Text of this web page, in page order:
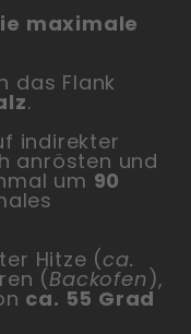
maximale
das Flank
.
indirekter
anrösten und
um 90
Hitze (ca.
(Backofen),
ca. 55 Grad